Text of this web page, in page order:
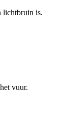
lichtbruin is.
vuur.